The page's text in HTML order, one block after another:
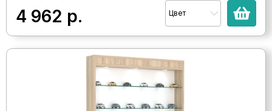
4 962 р. Цвет